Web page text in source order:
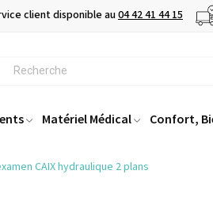
client disponible au04 42 41 44 15
Matériel Médical Confort,
CAIX hydraulique 2 plans